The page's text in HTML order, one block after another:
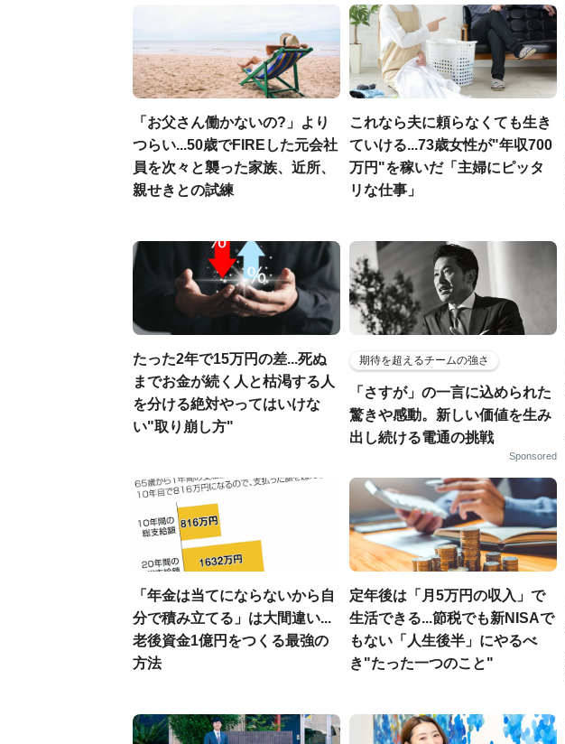
「お父さん働かないの?」より
つらい...50歳でFIREした元会社
員を次々と襲った家族、近所、
親せきとの試練
これなら夫に頼らなくても生き
ていける...73歳女性が"年収700
万円"を稼いだ「主婦にピッタ
リな仕事」
たった2年で15万円の差...死ぬ
までお金が続く人と枯渇する人
を分ける絶対やってはいけな
い"取り崩し方"
期待を超えるチームの強さ
「さすが」の一言に込められた
驚きや感動。新しい価値を生み
出し続ける電通の挑戦
Sponsored
「年金は当てにならないから自
分で積み立てる」は大間違い...
老後資金1億円をつくる最強の
方法
定年後は「月5万円の収入」で
生活できる...節税でも新NISAで
もない「人生後半」にやるべ
き"たった一つのこと"